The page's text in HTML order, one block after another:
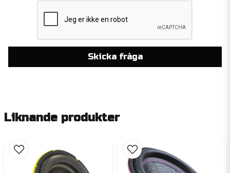
Skicka fråga
Liknande produkter